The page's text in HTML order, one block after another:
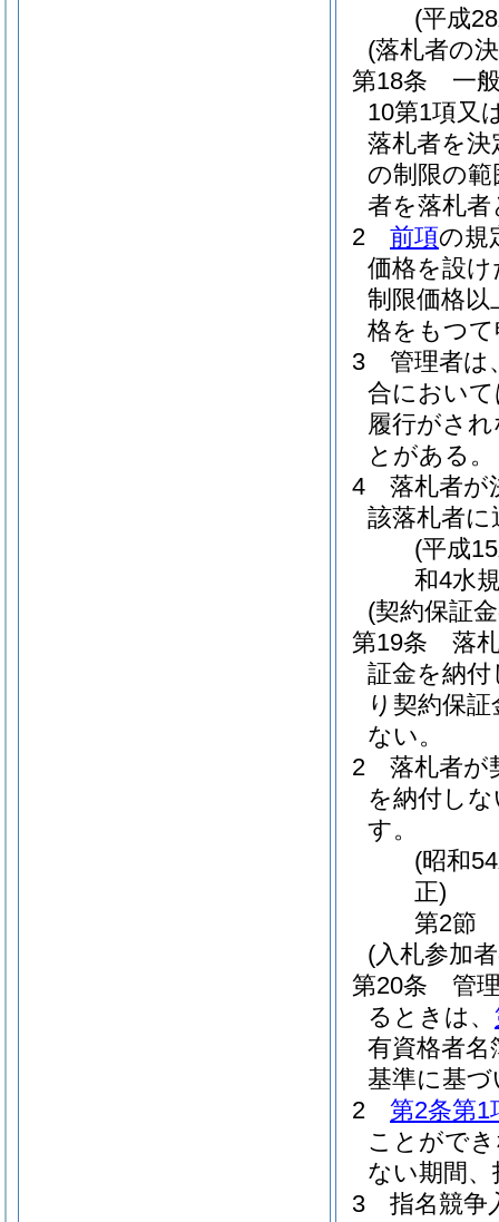
(平成
(落札者の
第18条
一
10第1項又
落札者を
の制限の
者を落札
2
前項の規
価格を設
制限価格
格をもつ
3
管理者は
合におい
履行がさ
とがある。
4
落札者が
該落札者
(平成
和4水
(契約保証
第19条
落
証金を納
り契約保
ない。
2
落札者が
を納付し
す。
(昭和
正)
第2節
(入札参加
第20条
管
るときは、
有資格者
基準に基
2
第2条第1
ことがで
ない期間
3
指名競争